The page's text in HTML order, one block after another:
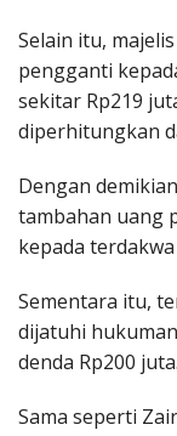
Selain itu,
pengganti
sekitar Rp219
diperhitungkan
Dengan
tambahan uang
kepada
Sementara itu,
dijatuhi
denda Rp200 juta.
Sama seperti